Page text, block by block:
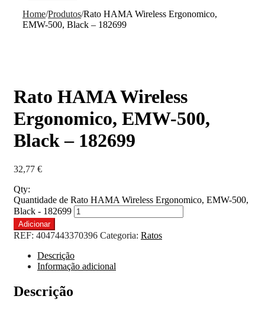
Home/Produtos/Rato HAMA Wireless Ergonomico,
EMW-500, Black – 182699
Rato HAMA Wireless
Ergonomico, EMW-500,
Black – 182699
32,77 €
Qty:
Quantidade de Rato HAMA Wireless Ergonomico, EMW-500,
Black - 182699
Adicionar
REF: 4047443370396 Categoria: Ratos
Descrição
Informação adicional
Descrição